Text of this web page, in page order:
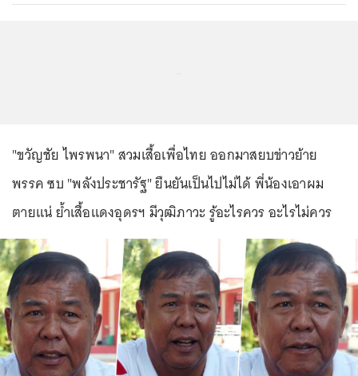
"ขวัญชัย ไพรพนา" สวมเสื้อเพื่อไทย ออกมาสยบข่าวย้าย
พรรค ซบ "พลังประชารัฐ" ยืนยันเป็นไปไม่ได้ พี่น้องเอาผม
ตายแน่ ย้ำเสื้อแดงอุดรฯ มีวุฒิภาวะ รู้อะไรควร อะไรไม่ควร